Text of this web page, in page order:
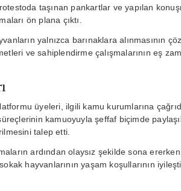
taşınan pankartlar ve yapılan
ön plana çıktı.
yalnızca barınaklara alınmasının
ve sahiplendirme çalışmalarının eş
üyeleri, ilgili kamu kurumlarına
kamuoyuyla şeffaf biçimde
talep etti.
ardından olaysız şekilde sona
hayvanlarının yaşam koşullarının